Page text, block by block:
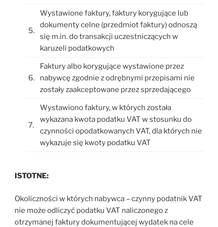
5.
Wystawione faktury, faktury korygujące lub
dokumenty celne (przedmiot faktury) odnoszą
się m.in. do transakcji uczestniczących w
karuzeli podatkowych
6.
Faktury albo korygujące wystawione przez
nabywcę zgodnie z odrębnymi przepisami nie
zostały zaakceptowane przez sprzedającego
7.
Wystawiono faktury, w których została
wykazana kwota podatku VAT w stosunku do
czynności opodatkowanych VAT, dla których nie
wykazuje się kwoty podatku VAT
ISTOTNE:
Okoliczności w których nabywca – czynny podatnik VAT
nie może odliczyć podatku VAT naliczonego z
otrzymanej faktury dokumentującej wydatek na cele